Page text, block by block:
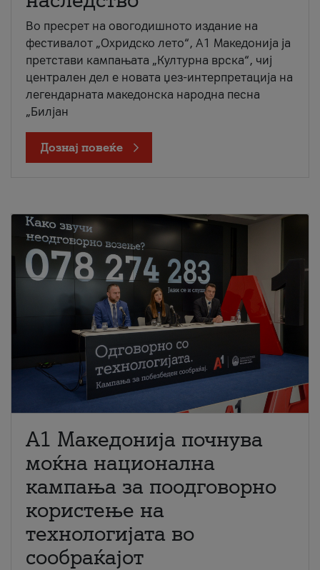
Во пресрет на овогодишното издание на
фестивалот „Охридско лето“, А1 Македонија ја
претстави кампањата „Културна врска“, чиј
централен дел е новата џез-интерпретација на
легендарната македонска народна песна
„Билјан
Дознај повеќе
A1 Македонија почнува
моќна национална
кампања за поодговорно
користење на
технологијата во
сообраќајот